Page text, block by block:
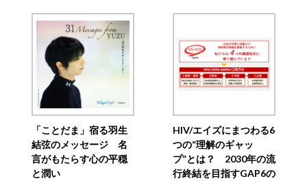
「ことだま」宿る羽生
結弦のメッセージ 名
言がもたらす心の平穏
と潤い
HIV/エイズにまつわる6
つの“理解のギャッ
プ”とは？ 2030年の流
行終結を目指すGAP6の